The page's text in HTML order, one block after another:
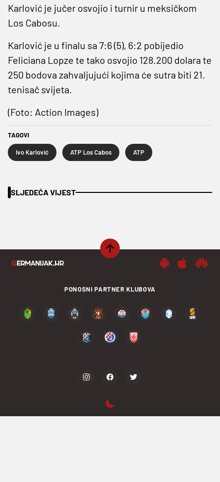
Karlović je jučer osvojio i turnir u meksičkom
Los Cabosu.
Karlović je u finalu sa 7:6 (5), 6:2 pobijedio
Feliciana Lopze te tako osvojio 128.200 dolara te
250 bodova zahvaljujući kojima će sutra biti 21.
tenisač svijeta.
(Foto: Action Images)
TAGOVI
Ivo Karlović ATP Los Cabos ATP
SLJEDEĆA VIJEST
PONOSNI PARTNER KLUBOVA